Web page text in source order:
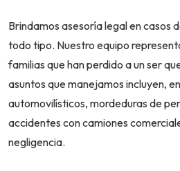
Brindamos asesoría legal en casos
todo tipo. Nuestro equipo
familias que han perdido a un ser
asuntos que manejamos incluyen,
automovilísticos, mordeduras de
accidentes con camiones
negligencia.